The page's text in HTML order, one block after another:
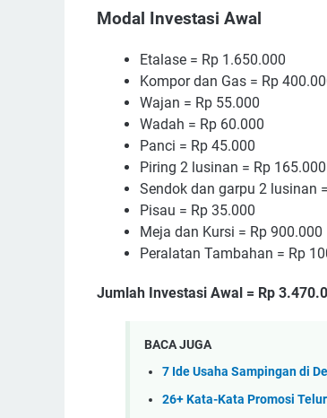
Modal Investasi Awal
Etalase = Rp 1.650.000
Kompor dan Gas = Rp
Wajan = Rp 55.000
Wadah = Rp 60.000
Panci = Rp 45.000
Piring 2 lusinan = Rp 165.000
Sendok dan garpu 2 lusinan
Pisau = Rp 35.000
Meja dan Kursi = Rp 900.000
Peralatan Tambahan = Rp
Jumlah Investasi Awal = Rp
BACA JUGA
7 Ide Usaha Sampingan di
26+ Kata-Kata Promosi